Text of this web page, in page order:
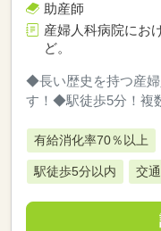
助産師
産婦人科病院にお
ど。
◆長い歴史を持つ産
す！◆駅徒歩5分！複
有給消化率70％以上
駅徒歩5分以内 交